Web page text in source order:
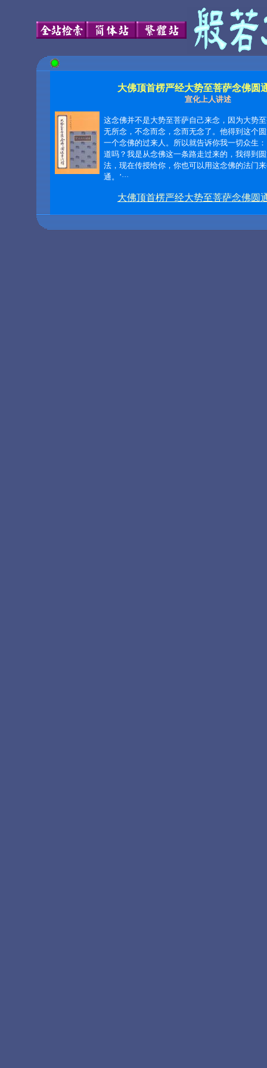
大佛顶首楞严经大势至菩萨念佛圆
宣化上人讲述
这念佛并不是大势至菩萨自己来念，因为大势
无所念，不念而念，念而无念了。他得到这个
一个念佛的过来人。所以就告诉你我一切众生
道吗？我是从念佛这一条路走过来的，我得到
法，现在传授给你，你也可以用这念佛的法门
通。’···
大佛顶首楞严经大势至菩萨念佛圆